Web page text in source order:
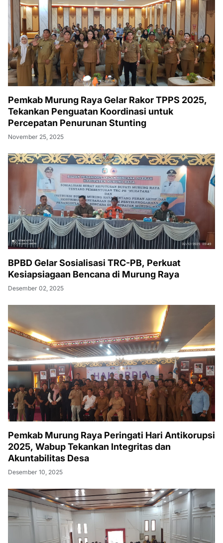
Pemkab Murung Raya Gelar Rakor TPPS 2025,
Tekankan Penguatan Koordinasi untuk
Percepatan Penurunan Stunting
November 25, 2025
BPBD Gelar Sosialisasi TRC-PB, Perkuat
Kesiapsiagaan Bencana di Murung Raya
Desember 02, 2025
Pemkab Murung Raya Peringati Hari Antikorupsi
2025, Wabup Tekankan Integritas dan
Akuntabilitas Desa
Desember 10, 2025